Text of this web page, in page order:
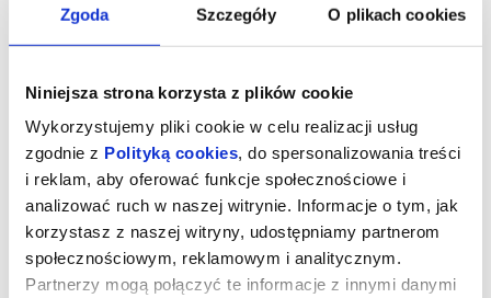
Zgoda Szczegóły O plikach cookies
Niniejsza strona korzysta z plików cookie
Wykorzystujemy pliki cookie w celu realizacji usług
zgodnie z Polityką cookies, do spersonalizowania treści
i reklam, aby oferować funkcje społecznościowe i
analizować ruch w naszej witrynie. Informacje o tym, jak
korzystasz z naszej witryny, udostępniamy partnerom
społecznościowym, reklamowym i analitycznym.
Partnerzy mogą połączyć te informacje z innymi danymi